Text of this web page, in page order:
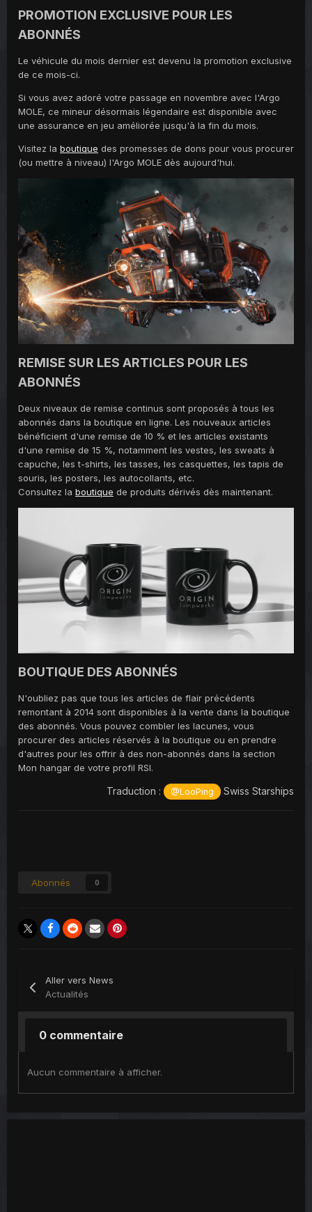
PROMOTION EXCLUSIVE POUR LES
ABONNÉS
Le véhicule du mois dernier est devenu la promotion exclusive
de ce mois-ci.
Si vous avez adoré votre passage en novembre avec l'Argo
MOLE, ce mineur désormais légendaire est disponible avec
une assurance en jeu améliorée jusqu'à la fin du mois.
Visitez la boutique des promesses de dons pour vous procurer
(ou mettre à niveau) l'Argo MOLE dès aujourd'hui.
REMISE SUR LES ARTICLES POUR LES
ABONNÉS
Deux niveaux de remise continus sont proposés à tous les
abonnés dans la boutique en ligne. Les nouveaux articles
bénéficient d'une remise de 10 % et les articles existants
d'une remise de 15 %, notamment les vestes, les sweats à
capuche, les t-shirts, les tasses, les casquettes, les tapis de
souris, les posters, les autocollants, etc.
Consultez la boutique de produits dérivés dès maintenant.
BOUTIQUE DES ABONNÉS
N'oubliez pas que tous les articles de flair précédents
remontant à 2014 sont disponibles à la vente dans la boutique
des abonnés. Vous pouvez combler les lacunes, vous
procurer des articles réservés à la boutique ou en prendre
d'autres pour les offrir à des non-abonnés dans la section
Mon hangar de votre profil RSI.
Traduction : @LooPing Swiss Starships
Abonnés 0
Aller vers News
Actualités
0 commentaire
Aucun commentaire à afficher.